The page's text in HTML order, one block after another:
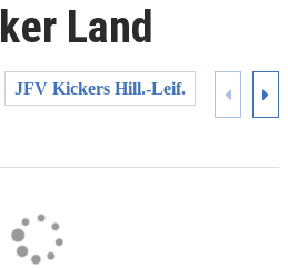
Land
JFV Kickers Hill.-Leif. JSG